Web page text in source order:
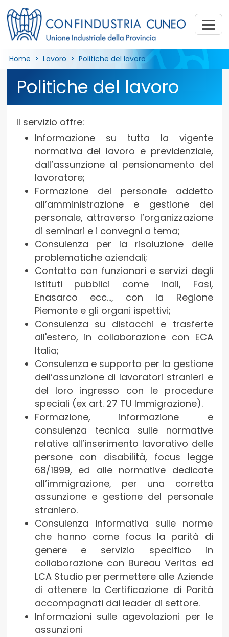
Home > Lavoro > Politiche del lavoro
Politiche del lavoro
Il servizio offre:
Informazione su tutta la vigente
normativa del lavoro e previdenziale,
dall’assunzione al pensionamento del
lavoratore;
Formazione del personale addetto
all’amministrazione e gestione del
personale, attraverso l’organizzazione
di seminari e i convegni a tema;
Consulenza per la risoluzione delle
problematiche aziendali;
Contatto con funzionari e servizi degli
istituti pubblici come Inail, Fasi,
Enasarco ecc..., con la Regione
Piemonte e gli organi ispettivi;
Consulenza su distacchi e trasferte
all'estero, in collaborazione con ECA
Italia;
Consulenza e supporto per la gestione
dell’assunzione di lavoratori stranieri e
del loro ingresso con le procedure
speciali (ex art. 27 TU Immigrazione).
Formazione, informazione e
consulenza tecnica sulle normative
relative all’inserimento lavorativo delle
persone con disabilità, focus legge
68/1999, ed alle normative dedicate
all’immigrazione, per una corretta
assunzione e gestione del personale
straniero.
Consulenza informativa sulle norme
che hanno come focus la parità di
genere e servizio specifico in
collaborazione con Bureau Veritas ed
LCA Studio per permettere alle Aziende
di ottenere la Certificazione di Parità
accompagnati dai leader di settore.
Informazioni sulle agevolazioni per le
assunzioni